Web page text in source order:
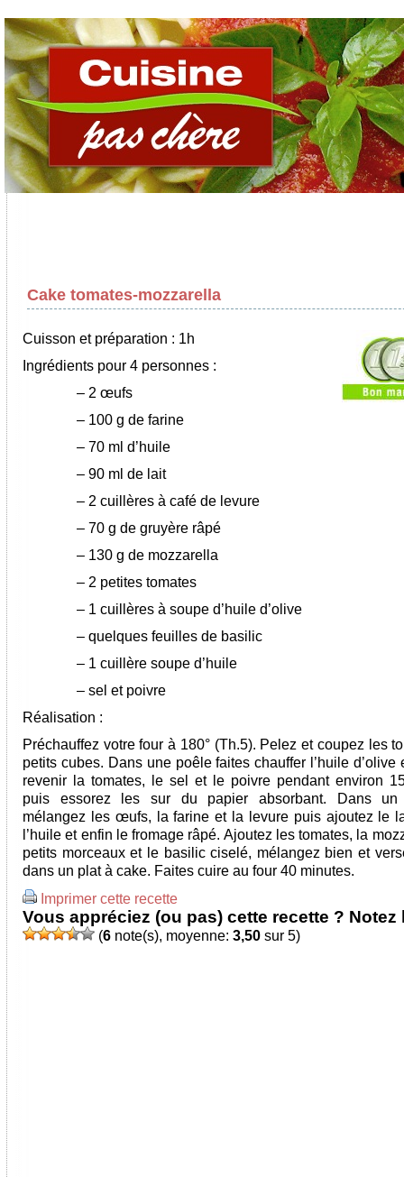
Cake tomates-mozzarella
Cuisson et préparation : 1h
Ingrédients pour 4 personnes :
– 2 œufs
– 100 g de farine
– 70 ml d’huile
– 90 ml de lait
– 2 cuillères à café de levure
– 70 g de gruyère râpé
– 130 g de mozzarella
– 2 petites tomates
– 1 cuillères à soupe d’huile d’olive
– quelques feuilles de basilic
– 1 cuillère soupe d’huile
– sel et poivre
Réalisation :
Préchauffez votre four à 180° (Th.5). Pelez et coupez les
petits cubes. Dans une poêle faites chauffer l’huile d’olive
revenir la tomates, le sel et le poivre pendant environ
puis essorez les sur du papier absorbant. Dans un
mélangez les œufs, la farine et la levure puis ajoutez le
l’huile et enfin le fromage râpé. Ajoutez les tomates, la
petits morceaux et le basilic ciselé, mélangez bien et
dans un plat à cake. Faites cuire au four 40 minutes.
Imprimer cette recette
Vous appréciez (ou pas) cette recette ? Notez
(6 note(s), moyenne: 3,50 sur 5)